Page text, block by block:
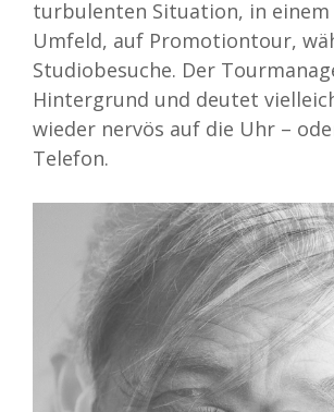
turbulenten Situation, in einem
Umfeld, auf Promotiontour,
Studiobesuche. Der
Hintergrund und deutet
wieder nervös auf die Uhr –
Telefon.